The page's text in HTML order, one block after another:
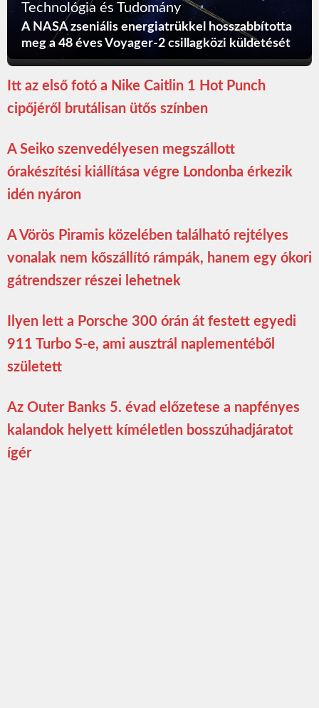
Technológia és Tudomány
A NASA zseniális energiatrükkel hosszabbította
meg a 48 éves Voyager-2 csillagközi küldetését
Itt az első fotó a Nike Caitlin 1 Hot Punch
cipőjéről brutálisan ütős színben
A Seiko szenvedélyesen megszállott
órakészítési kiállítása végre Londonba érkezik
idén nyáron
A Vörös Piramis közelében található rejtélyes
vonalak nem kőszállító rámpák, hanem egy ókori
gátrendszer részei lehetnek
Ilyen lett a Porsche 300 órán át festett egyedi
911 Turbo S-e, ami ausztrál naplementéből
született
Az Outer Banks 5. évad előzetese a napfényes
kalandok helyett kíméletlen bosszúhadjáratot
ígér